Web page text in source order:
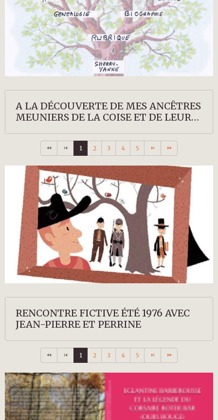
A LA DÉCOUVERTE DE MES ANCÊTRES
MEUNIERS DE LA COISE ET DE LEURS
1 2 3 4 5
RENCONTRE FICTIVE ÉTÉ 1976 AVEC
JEAN-PIERRE ET PERRINE
1 2 3 4 5